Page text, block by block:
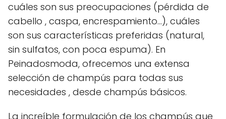
cuáles son sus preocupaciones (pérdida de
cabello , caspa, encrespamiento...), cuáles
son sus características preferidas (natural,
sin sulfatos, con poca espuma). En
Peinadosmoda, ofrecemos una extensa
selección de champús para todas sus
necesidades , desde champús básicos.
La increíble formulación de los champús que